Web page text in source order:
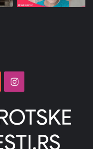
YouTubeInstagram